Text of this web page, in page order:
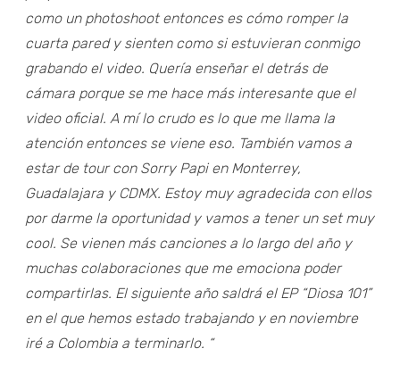
como un photoshoot entonces es cómo romper la
cuarta pared y sienten como si estuvieran conmigo
grabando el video. Quería enseñar el detrás de
cámara porque se me hace más interesante que el
video oficial. A mí lo crudo es lo que me llama la
atención entonces se viene eso. También vamos a
estar de tour con Sorry Papi en Monterrey,
Guadalajara y CDMX. Estoy muy agradecida con ellos
por darme la oportunidad y vamos a tener un set muy
cool. Se vienen más canciones a lo largo del año y
muchas colaboraciones que me emociona poder
compartirlas. El siguiente año saldrá el EP “Diosa 101”
en el que hemos estado trabajando y en noviembre
iré a Colombia a terminarlo. “